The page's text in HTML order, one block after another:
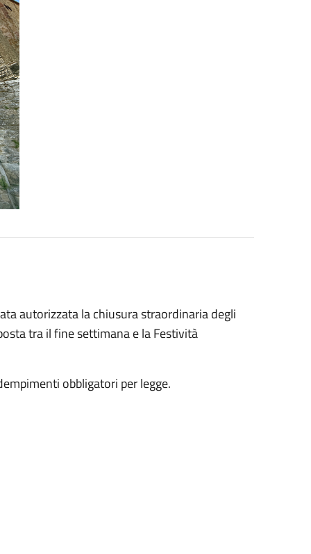
autorizzata la chiusura straordinaria degli
tra il fine settimana e la Festività
obbligatori per legge.